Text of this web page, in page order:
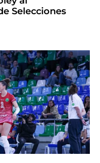
Selecciones